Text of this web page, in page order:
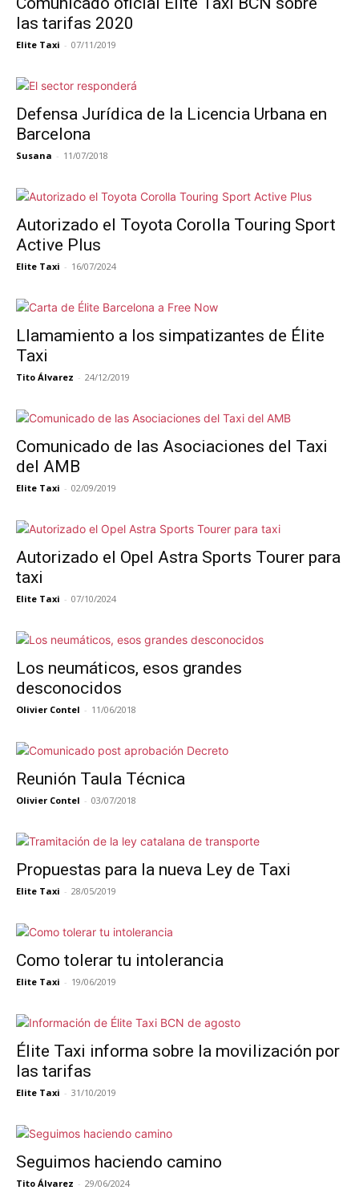
las tarifas 2020
Elite Taxi - 07/11/2019
Defensa Jurídica de la Licencia Urbana en
Barcelona
Susana - 11/07/2018
Autorizado el Toyota Corolla Touring Sport
Active Plus
Elite Taxi - 16/07/2024
Llamamiento a los simpatizantes de Élite
Taxi
Tito Álvarez - 24/12/2019
Comunicado de las Asociaciones del Taxi
del AMB
Elite Taxi - 02/09/2019
Autorizado el Opel Astra Sports Tourer para
taxi
Elite Taxi - 07/10/2024
Los neumáticos, esos grandes
desconocidos
Olivier Contel - 11/06/2018
Reunión Taula Técnica
Olivier Contel - 03/07/2018
Propuestas para la nueva Ley de Taxi
Elite Taxi - 28/05/2019
Como tolerar tu intolerancia
Elite Taxi - 19/06/2019
Élite Taxi informa sobre la movilización por
las tarifas
Elite Taxi - 31/10/2019
Seguimos haciendo camino
Tito Álvarez - 29/06/2024